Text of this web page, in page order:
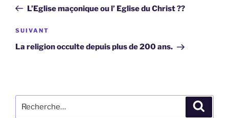
l’article
précédent
L’Eglise maçonique ou l’ Eglise du Christ ??
Article
suivant
SUIVANT
La religion occulte depuis plus de 200 ans.
pour